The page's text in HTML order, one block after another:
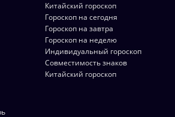
Китайский гороскоп
Гороскоп на сегодня
Гороскоп на завтра
Гороскоп на неделю
Индивидуальный гороскоп
Совместимость знаков
Китайский гороскоп